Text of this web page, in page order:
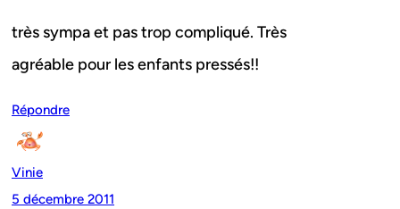
très sympa et pas trop compliqué. Très
agréable pour les enfants pressés!!
Répondre
Vinie
5 décembre 2011